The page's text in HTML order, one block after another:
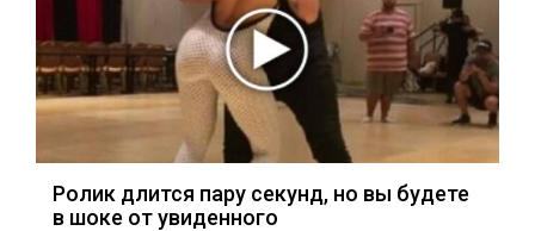
Ролик длится пару секунд, но вы будете
в шоке от увиденного